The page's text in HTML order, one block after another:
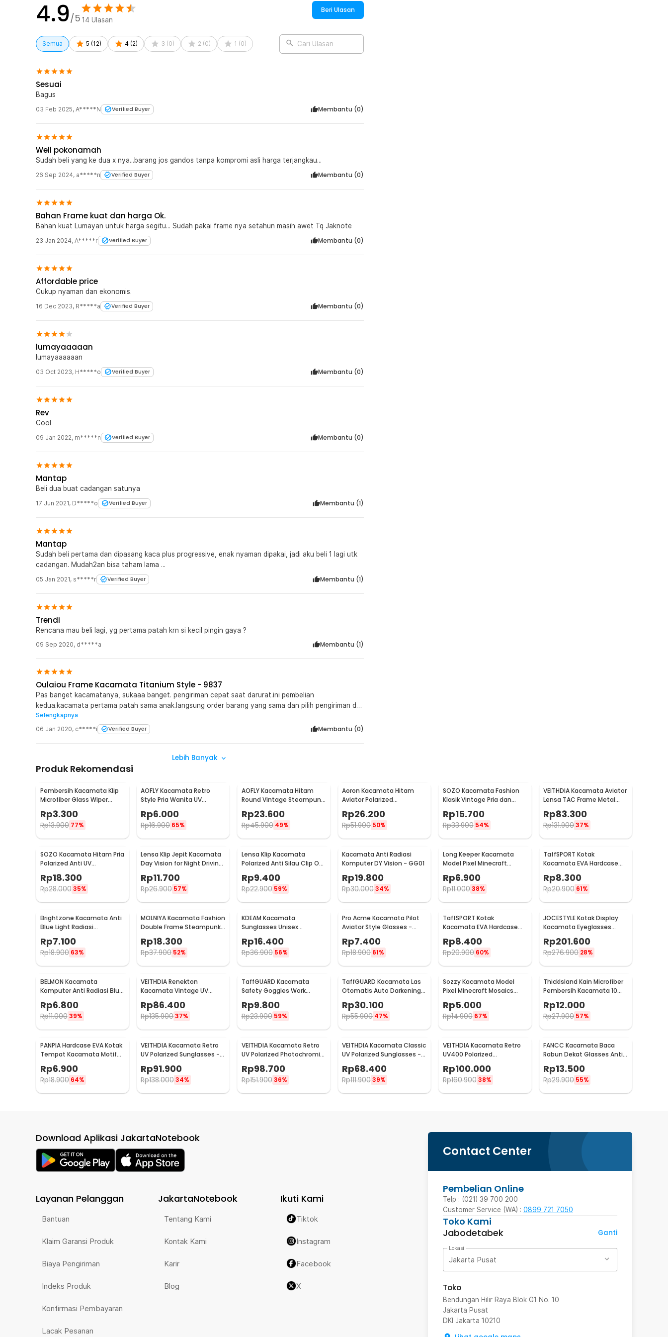
4.9/5 14 Ulasan
Beri Ulasan
Semua 5 (12) 4 (2) 3 (0) 2 (0) 1 (0) Cari Ulasan
Sesuai
Bagus
03 Feb 2025, A*****N Verified Buyer Membantu (0)
Well pokonamah
Sudah beli yang ke dua x nya...barang jos gandos tanpa kompromi asli harga terjangkau...
26 Sep 2024, a*****n Verified Buyer Membantu (0)
Bahan Frame kuat dan harga Ok.
Bahan kuat Lumayan untuk harga segitu... Sudah pakai frame nya setahun masih awet Tq Jaknote
23 Jan 2024, A*****r Verified Buyer Membantu (0)
Affordable price
Cukup nyaman dan ekonomis.
16 Dec 2023, R*****a Verified Buyer Membantu (0)
lumayaaaaan
lumayaaaaaan
03 Oct 2023, H*****o Verified Buyer Membantu (0)
Rev
Cool
09 Jan 2022, m*****n Verified Buyer Membantu (0)
Mantap
Beli dua buat cadangan satunya
17 Jun 2021, D*****o Verified Buyer Membantu (1)
Mantap
Sudah beli pertama dan dipasang kaca plus progressive, enak nyaman dipakai, jadi aku beli 1 lagi utk
cadangan. Mudah2an bisa taham lama ...
05 Jan 2021, s*****r Verified Buyer Membantu (1)
Trendi
Rencana mau beli lagi, yg pertama patah krn si kecil pingin gaya ?
09 Sep 2020, d*****a Membantu (1)
Oulaiou Frame Kacamata Titanium Style - 9837
Pas banget kacamatanya, sukaaa banget. pengiriman cepat saat darurat.ini pembelian
kedua.kacamata pertama patah sama anak.langsung order barang yang sama dan pilih pengiriman dg
kurir toko. thanks Jaknot
Selengkapnya
06 Jan 2020, c*****i Verified Buyer Membantu (0)
Lebih Banyak
Produk Rekomendasi
Pembersih Kacamata Klip
Microfiber Glass Wiper
Cleaner Multifunction -
TVA45
Rp3.300
Rp13.900 77%
AOFLY Kacamata Retro
Style Pria Wanita UV
Protection Sunglassses -
1125
Rp6.000
Rp16.900 65%
AOFLY Kacamata Hitam
Round Vintage Steampunk
Sunglasses
Rp23.600
Rp45.900 49%
Aoron Kacamata Hitam
Aviator Polarized
Sunglasses UV Protection -
RB2132
Rp26.200
Rp51.900 50%
SOZO Kacamata Fashion
Klasik Vintage Pria dan
Rp15.700
Rp33.900 54%
VEITHDIA Kacamata Aviator
Lensa TAC Frame Metal
Polarized Sunglasses -
V3088
Rp83.300
Rp131.90037%
SOZO Kacamata Hitam Pria
Polarized Anti UV
Sunglasses - 3403
Rp18.300
Rp28.000 35%
Lensa Klip Jepit Kacamata
Day Vision for Night Driving
Rp11.700
Rp26.900 57%
Lensa Klip Kacamata
Polarized Anti Silau Clip On
Y16211
Rp9.400
Rp22.900 59%
Kacamata Anti Radiasi
Komputer DY Vision - GG01
Rp19.800
Rp30.00034%
Long Keeper Kacamata
Model Pixel Minecraft
Mosaics UV400 - 088
Rp6.900
Rp11.000 38%
TaffSPORT Kotak
Kacamata EVA Hardcase
Waterproof
Rp8.300
Rp20.900 61%
Brightzone Kacamata Anti
Blue Light Radiasi
Rp7.100
Rp18.900 63%
MOLNIYA Kacamata Fashion
Double Frame Steampunk
- NE60
Rp18.300
Rp37.900 52%
KDEAM Kacamata
Sunglasses Unisex
Polarized Anti Silau
Outdoor UV200 KD156 -
KD156
Rp16.400
Rp36.900 56%
Pro Acme Kacamata Pilot
Aviator Style Glasses -
Rp7.400
Rp18.900 61%
TaffSPORT Kotak
Kacamata EVA Hardcase
Protector Waterproof - JL-
10028
Rp8.400
Rp20.900 60%
JOCESTYLE Kotak Display
Kacamata Eyeglasses
Sunglasses Box 12 Slot -
SWK78
Rp201.600
Rp276.900 28%
BELMON Kacamata
Komputer Anti Radiasi Blue
Light - BL8084
Rp6.800
Rp11.000 39%
VEITHDIA Renekton
Kacamata Vintage UV
Polarized Sunglasses -
2462
Rp86.400
Rp135.90037%
TaffGUARD Kacamata
Safety Goggles Work
Laboratory Eyewear - LE979
Rp9.800
Rp23.900 59%
TaffGUARD Kacamata Las
Otomatis Auto Darkening
Soldering Goggles - 5100B
Rp30.100
Rp55.900 47%
Sozzy Kacamata Model
Pixel Minecraft Mosaics
Rp5.000
Rp14.900 67%
ThickIsland Kain Microfiber
Pembersih Kacamata 10
Rp12.000
Rp27.900 57%
PANPIA Hardcase EVA Kotak
Tempat Kacamata Motif
Mesh - JL-10029
Rp6.900
Rp18.900 64%
VEITHDIA Kacamata Retro
UV Polarized Sunglasses -
Rp91.900
Rp138.00034%
VEITHDIA Kacamata Retro
UV Polarized Photochromic
Sunglasses - 6108
Rp98.700
Rp151.900 36%
VEITHDIA Kacamata Classic
UV Polarized Sunglasses -
V7018
Rp68.400
Rp111.90039%
VEITHDIA Kacamata Retro
UV400 Polarized
Rp100.000
Rp160.900 38%
FANCC Kacamata Baca
Rabun Dekat Glasses Anti
Blue Light Lensa Plus 1.0 -
F400
Rp13.500
Rp29.900 55%
Contact Center
Pembelian Online
Telp : (021) 39 700 200
Customer Service (WA) : 0899 721 7050
Toko Kami
Jabodetabek
Ganti
Lokasi
Jakarta Pusat
Toko
Bendungan Hilir Raya Blok G1 No. 10
Jakarta Pusat
DKI Jakarta 10210
Download Aplikasi JakartaNotebook
Layanan Pelanggan
Bantuan
Klaim Garansi Produk
Biaya Pengiriman
Indeks Produk
Konfirmasi Pembayaran
Lacak Pesanan
JakartaNotebook
Tentang Kami
Kontak Kami
Karir
Blog
Ikuti Kami
Tiktok
Instagram
Facebook
X